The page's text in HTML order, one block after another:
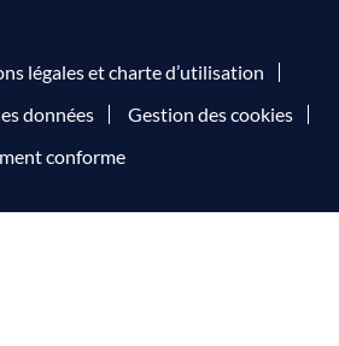
légales et charte d’utilisation
données
Gestion des cookies
conforme